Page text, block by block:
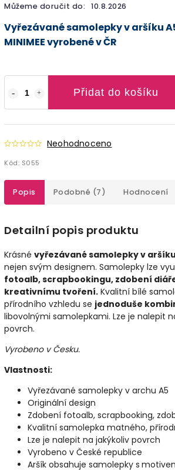
Můžeme doručit do: 10.8.2026
Přidat do košíku
Neohodnoceno
Kód: S055
Vyřezávané samolepky v aršíku
MINIMEE vyrobené v ČR
Popis Podobné (7) Hodnocení
Detailní popis produktu
Krásné vyřezávané samolepky v
nejen svým designem. Samolepky lze
fotoalb, scrapbookingu, zdobení
kreativnímu tvoření. Kvalitní bílé
přírodního vzhledu se jednoduše
libovolnými samolepkami. Lze je nalepit
povrch.
Vyrobeno v Česku.
Vlastnosti:
Vyřezávané samolepky v archu A5
Originální design
Zdobení fotoalb, scrapbooking,
Kvalitní samolepka matného,
Lze je nalepit na jakýkoliv povrch
Vyrobeno v České republice
Aršík obsahuje samolepky s